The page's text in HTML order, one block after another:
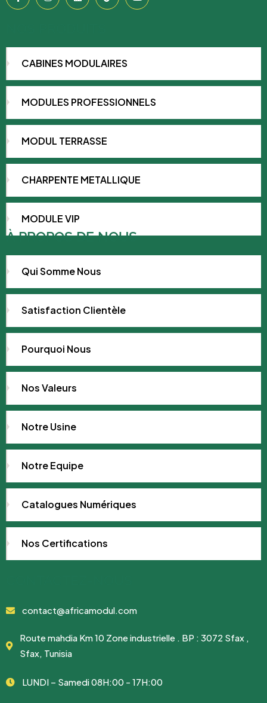
CABINES MODULAIRES
MODULES PROFESSIONNELS
MODUL TERRASSE
CHARPENTE METALLIQUE
MODULE VIP
À PROPOS DE NOUS
Qui Somme Nous
Satisfaction Clientèle
Pourquoi Nous
Nos Valeurs
Notre Usine
Notre Equipe
Catalogues Numériques
Nos Certifications
contact@africamodul.com
Route mahdia Km 10 Zone industrielle . BP : 3072 Sfax ,
Sfax, Tunisia
LUNDI – Samedi 08H:00 - 17H:00